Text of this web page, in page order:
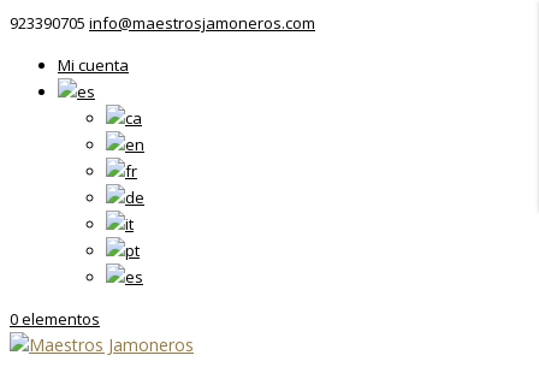
923390705 info@maestrosjamoneros.com
Mi cuenta
0 elementos